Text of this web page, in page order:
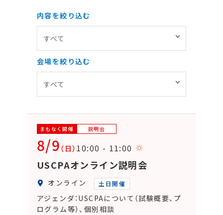
内容を絞り込む
会場を絞り込む
まもなく開催 説明会
8/9 （日） 10:00 - 11:00
USCPAオンライン説明会
オンライン 土日開催
アジェンダ：USCPAについて（試験概要、プ
ログラム等）、個別相談